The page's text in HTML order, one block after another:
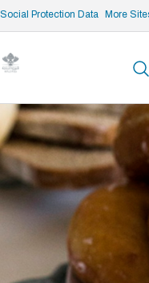
Social Protection Data More